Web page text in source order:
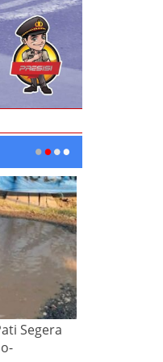
Segera